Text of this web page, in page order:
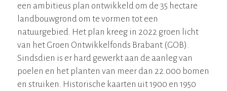
een ambitieus plan ontwikkeld om de 35 hectare
landbouwgrond om te vormen tot een
natuurgebied. Het plan kreeg in 2022 groen licht
van het Groen Ontwikkelfonds Brabant (GOB).
Sindsdien is er hard gewerkt aan de aanleg van
poelen en het planten van meer dan 22.000 bomen
en struiken. Historische kaarten uit 1900 en 1950